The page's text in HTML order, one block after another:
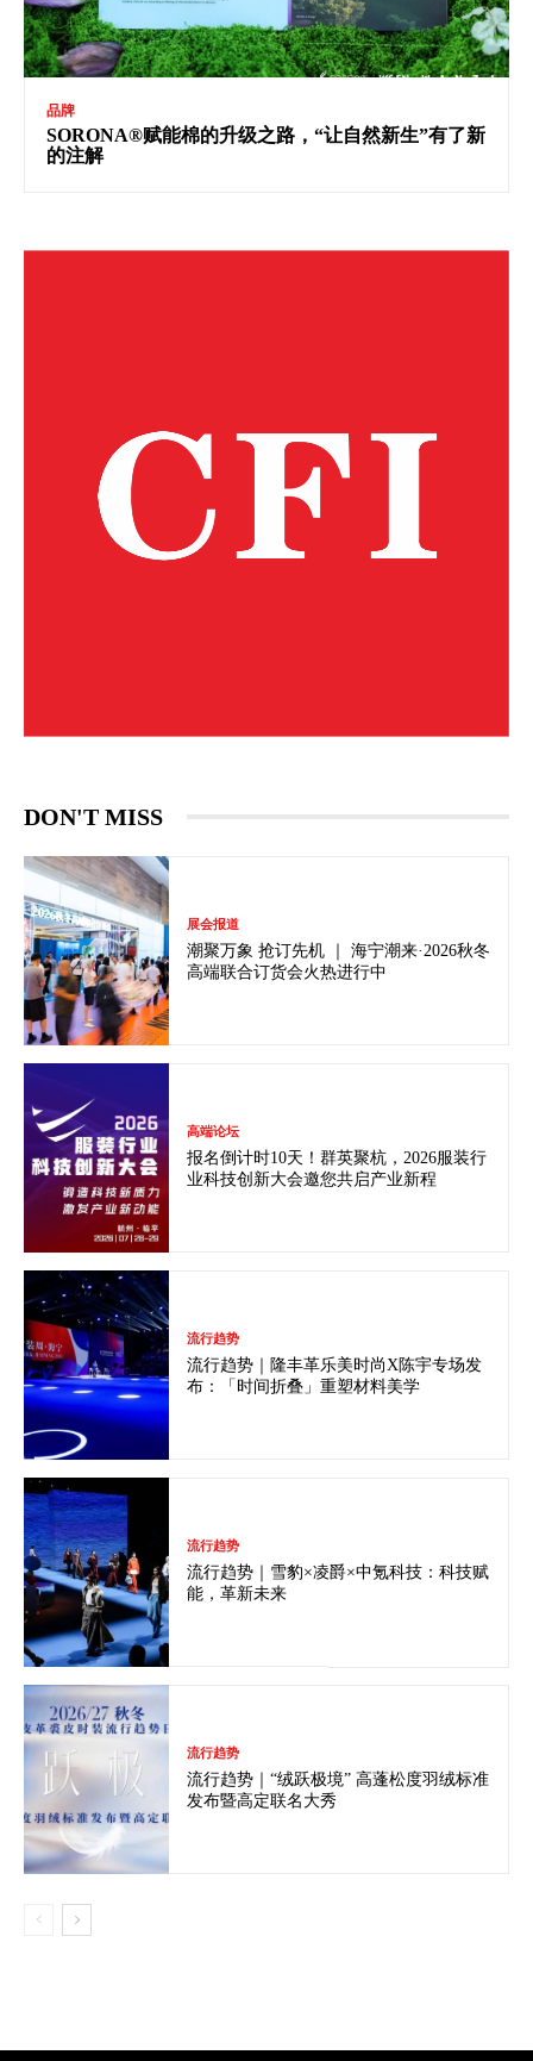
品牌
SORONA®赋能棉的升级之路，“让自然新生”有了新
的注解
DON'T MISS
展会报道
潮聚万象 抢订先机 ｜ 海宁潮来·2026秋冬
高端联合订货会火热进行中
高端论坛
报名倒计时10天！群英聚杭，2026服装行
业科技创新大会邀您共启产业新程
流行趋势
流行趋势｜隆丰革乐美时尚X陈宇专场发
布：「时间折叠」重塑材料美学
流行趋势
流行趋势｜雪豹×凌爵×中氪科技：科技赋
能，革新未来
流行趋势
流行趋势｜“绒跃极境” 高蓬松度羽绒标准
发布暨高定联名大秀